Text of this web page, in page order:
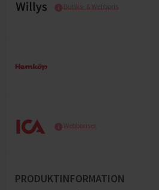
Butiks- & Webbpris
Webbpriser
PRODUKTINFORMATION